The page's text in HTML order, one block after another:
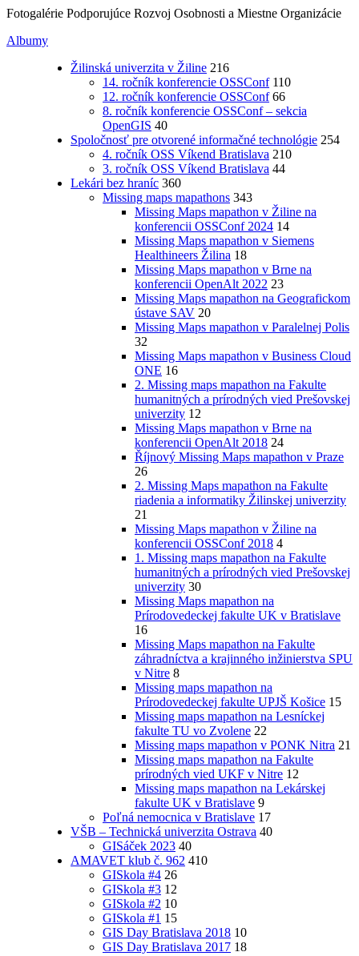
Fotogalérie Podporujúce Rozvoj Osobnosti a Miestne Organizácie
Albumy
Žilinská univerzita v Žiline 216
14. ročník konferencie OSSConf 110
12. ročník konferencie OSSConf 66
8. ročník konferencie OSSConf – sekcia
OpenGIS 40
Spoločnosť pre otvorené informačné technológie 254
4. ročník OSS Víkend Bratislava 210
3. ročník OSS Víkend Bratislava 44
Lekári bez hraníc 360
Missing maps mapathons 343
Missing Maps mapathon v Žiline na
konferencii OSSConf 2024 14
Missing Maps mapathon v Siemens
Healthineers Žilina 18
Missing Maps mapathon v Brne na
konferencii OpenAlt 2022 23
Missing Maps mapathon na Geografickom
ústave SAV 20
Missing Maps mapathon v Paralelnej Polis
32
Missing Maps mapathon v Business Cloud
ONE 16
2. Missing maps mapathon na Fakulte
humanitných a prírodných vied Prešovskej
univerzity 12
Missing Maps mapathon v Brne na
konferencii OpenAlt 2018 24
Říjnový Missing Maps mapathon v Praze
26
2. Missing Maps mapathon na Fakulte
riadenia a informatiky Žilinskej univerzity
21
Missing Maps mapathon v Žiline na
konferencii OSSConf 2018 4
1. Missing maps mapathon na Fakulte
humanitných a prírodných vied Prešovskej
univerzity 30
Missing Maps mapathon na
Prírodovedeckej fakulte UK v Bratislave
16
Missing Maps mapathon na Fakulte
záhradníctva a krajinného inžinierstva SPU
v Nitre 8
Missing maps mapathon na
Prírodovedeckej fakulte UPJŠ Košice 15
Missing maps mapathon na Lesníckej
fakulte TU vo Zvolene 22
Missing maps mapathon v PONK Nitra 21
Missing maps mapathon na Fakulte
prírodných vied UKF v Nitre 12
Missing maps mapathon na Lekárskej
fakulte UK v Bratislave 9
Poľná nemocnica v Bratislave 17
VŠB – Technická univerzita Ostrava 40
GISáček 2023 40
AMAVET klub č. 962 410
GISkola #4 26
GISkola #3 12
GISkola #2 10
GISkola #1 15
GIS Day Bratislava 2018 10
GIS Day Bratislava 2017 18